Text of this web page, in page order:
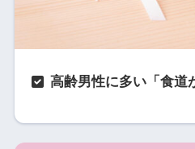
高齢男性に多い「食道